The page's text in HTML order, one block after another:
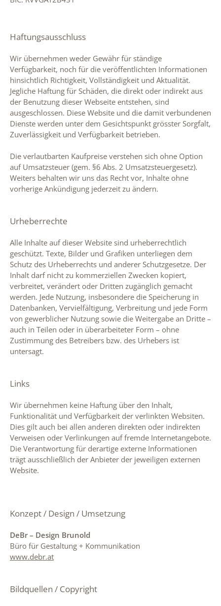
Haftungsausschluss
Wir übernehmen weder Gewähr für ständige
Verfügbarkeit, noch für die veröffentlichten Informationen
hinsichtlich Richtigkeit, Vollständigkeit und Aktualität.
Jegliche Haftung für Schäden, die direkt oder indirekt aus
der Benutzung dieser Webseite entstehen, sind
ausgeschlossen. Diese Website und die damit verbundenen
Dienste werden unter dem Gesichtspunkt grösster Sorgfalt,
Zuverlässigkeit und Verfügbarkeit betrieben.
Die verlautbarten Kaufpreise verstehen sich ohne Option
auf Umsatzsteuer (gem. §6 Abs. 2 Umsatzsteuergesetz).
Weiters behalten wir uns das Recht vor, Inhalte ohne
vorherige Ankündigung jederzeit zu ändern.
Urheberrechte
Alle Inhalte auf dieser Website sind urheberrechtlich
geschützt. Texte, Bilder und Grafiken unterliegen dem
Schutz des Urheberrechts und anderer Schutzgesetze. Der
Inhalt darf nicht zu kommerziellen Zwecken kopiert,
verbreitet, verändert oder Dritten zugänglich gemacht
werden. Jede Nutzung, insbesondere die Speicherung in
Datenbanken, Vervielfältigung, Verbreitung und jede Form
von gewerblicher Nutzung sowie die Weitergabe an Dritte –
auch in Teilen oder in überarbeiteter Form – ohne
Zustimmung des Betreibers bzw. des Urhebers ist
untersagt.
Links
Wir übernehmen keine Haftung über den Inhalt,
Funktionalität und Verfügbarkeit der verlinkten Websiten.
Dies gilt auch bei allen anderen direkten oder indirekten
Verweisen oder Verlinkungen auf fremde Internetangebote.
Die Verantwortung für derartige externe Informationen
trägt ausschließlich der Anbieter der jeweiligen externen
Website.
Konzept / Design / Umsetzung
DeBr – Design Brunold
Büro für Gestaltung + Kommunikation
www.debr.at
Bildquellen / Copyright